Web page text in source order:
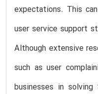
expectations. This
user service support
Although extensive
such as user
businesses in